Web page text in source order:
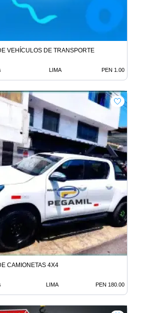
VEHÍCULOS DE TRANSPORTE
LIMA PEN 1.00
CAMIONETAS 4X4
LIMA PEN 180.00